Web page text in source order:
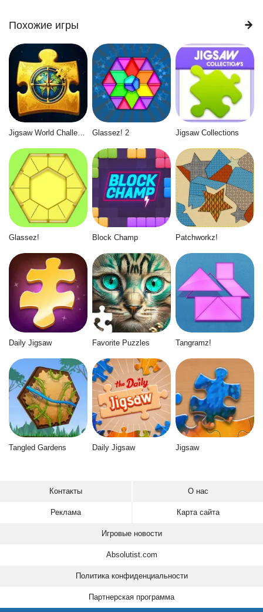
Похожие игры
Glassez! 2 Jigsaw Collections
Glassez! Block Champ Patchworkz!
Daily Jigsaw Favorite Puzzles Tangramz!
Tangled Gardens Daily Jigsaw Jigsaw
Контакты О нас
Реклама Карта сайта
Игровые новости
Absolutist.com
Политика конфиденциальности
Партнерская программа